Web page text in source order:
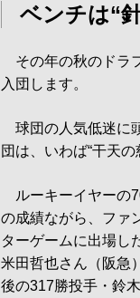
ベンチは“
その年の秋のドラ
入団します。
球団の人気低迷に
団は、いわば“干天の
ルーキーイヤーの
の成績ながら、ファ
ターゲームに出場し
米田哲也さん（阪急
後の317勝投手・鈴